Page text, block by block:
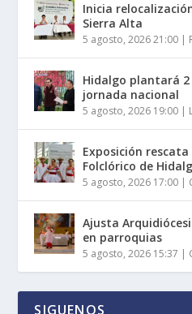
Inicia
Sierra Alta
5 agosto, 2026 21:00 |
Hidalgo plantará
jornada nacional
5 agosto, 2026 19:00 |
Exposición
Folclórico de
5 agosto, 2026 17:00 |
Ajusta
en parroquias
5 agosto, 2026 15:37 |
SIGUENOS